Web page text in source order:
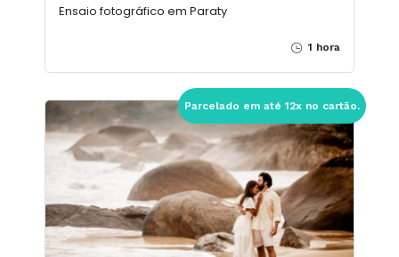
Ensaio fotográfico em Paraty
1 hora
Parcelado em até 12x no cartão.